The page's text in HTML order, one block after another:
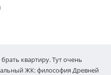
квартиру. Тут очень
ЖК: философия Древней